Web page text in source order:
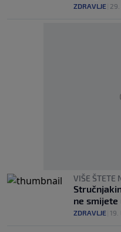
ZDRAVLJE 29.
VIŠE ŠTETE
ne smijete
ZDRAVLJE 19.